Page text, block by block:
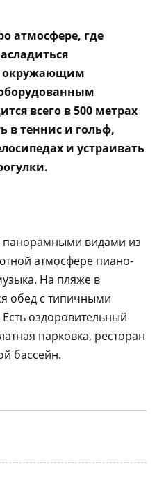
атмосфере, где
окружающим
всего в 500 метрах
в теннис и гольф,
и устраивать
панорамными видами из
атмосфере пиано-
На пляже в
обед с типичными
оздоровительный
парковка, ресторан
бассейн.